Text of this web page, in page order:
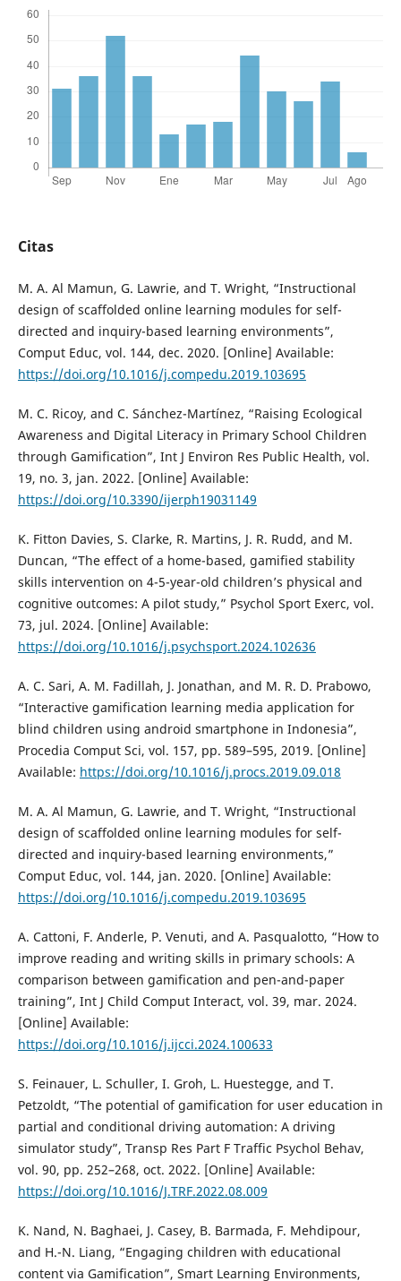
Citas
M. A. Al Mamun, G. Lawrie, and T. Wright, “Instructional
design of scaffolded online learning modules for self-
directed and inquiry-based learning environments”,
Comput Educ, vol. 144, dec. 2020. [Online] Available:
https://doi.org/10.1016/j.compedu.2019.103695
M. C. Ricoy, and C. Sánchez-Martínez, “Raising Ecological
Awareness and Digital Literacy in Primary School Children
through Gamification”, Int J Environ Res Public Health, vol.
19, no. 3, jan. 2022. [Online] Available:
https://doi.org/10.3390/ijerph19031149
K. Fitton Davies, S. Clarke, R. Martins, J. R. Rudd, and M.
Duncan, “The effect of a home-based, gamified stability
skills intervention on 4-5-year-old children’s physical and
cognitive outcomes: A pilot study,” Psychol Sport Exerc, vol.
73, jul. 2024. [Online] Available:
https://doi.org/10.1016/j.psychsport.2024.102636
A. C. Sari, A. M. Fadillah, J. Jonathan, and M. R. D. Prabowo,
“Interactive gamification learning media application for
blind children using android smartphone in Indonesia”,
Procedia Comput Sci, vol. 157, pp. 589–595, 2019. [Online]
Available: https://doi.org/10.1016/j.procs.2019.09.018
M. A. Al Mamun, G. Lawrie, and T. Wright, “Instructional
design of scaffolded online learning modules for self-
directed and inquiry-based learning environments,”
Comput Educ, vol. 144, jan. 2020. [Online] Available:
https://doi.org/10.1016/j.compedu.2019.103695
A. Cattoni, F. Anderle, P. Venuti, and A. Pasqualotto, “How to
improve reading and writing skills in primary schools: A
comparison between gamification and pen-and-paper
training”, Int J Child Comput Interact, vol. 39, mar. 2024.
[Online] Available:
https://doi.org/10.1016/j.ijcci.2024.100633
S. Feinauer, L. Schuller, I. Groh, L. Huestegge, and T.
Petzoldt, “The potential of gamification for user education in
partial and conditional driving automation: A driving
simulator study”, Transp Res Part F Traffic Psychol Behav,
vol. 90, pp. 252–268, oct. 2022. [Online] Available:
https://doi.org/10.1016/J.TRF.2022.08.009
K. Nand, N. Baghaei, J. Casey, B. Barmada, F. Mehdipour,
and H.-N. Liang, “Engaging children with educational
content via Gamification”, Smart Learning Environments,